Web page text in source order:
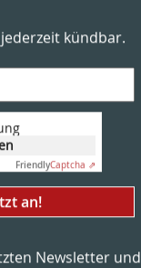
kündbar.
FriendlyCaptcha ⇗
an!
Newsletter und